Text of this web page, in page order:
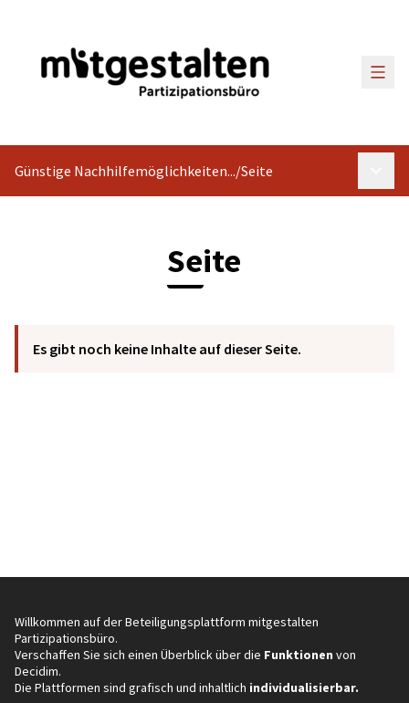
Günstige Nachhilfemöglichkeiten.../Seite
Seite
Es gibt noch keine Inhalte auf dieser Seite.
Willkommen auf der Beteiligungsplattform mitgestalten
Partizipationsbüro.
Verschaffen Sie sich einen Überblick über die Funktionen von
Decidim.
Die Plattformen sind grafisch und inhaltlich individualisierbar.